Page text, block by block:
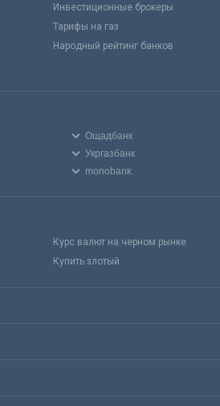
Инвестиционные брокеры
Тарифы на газ
Народный рейтинг банков
Ощадбанк
Укргазбанк
monobank
Курс валют на черном рынке
Купить злотый